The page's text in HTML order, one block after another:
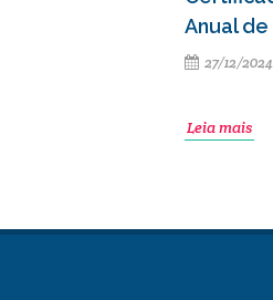
Anual de
27/12/2024
Leia mais